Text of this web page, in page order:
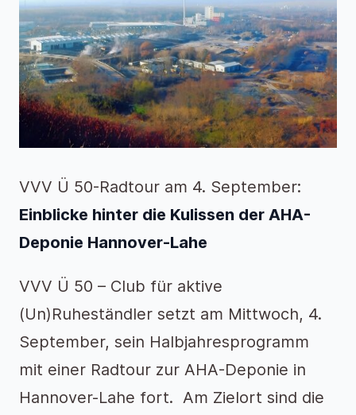
VVV Ü 50-Radtour am 4. September:
Einblicke hinter die Kulissen der AHA-
Deponie Hannover-Lahe
VVV Ü 50 – Club für aktive
(Un)Ruheständler setzt am Mittwoch, 4.
September, sein Halbjahresprogramm
mit einer Radtour zur AHA-Deponie in
Hannover-Lahe fort. Am Zielort sind die